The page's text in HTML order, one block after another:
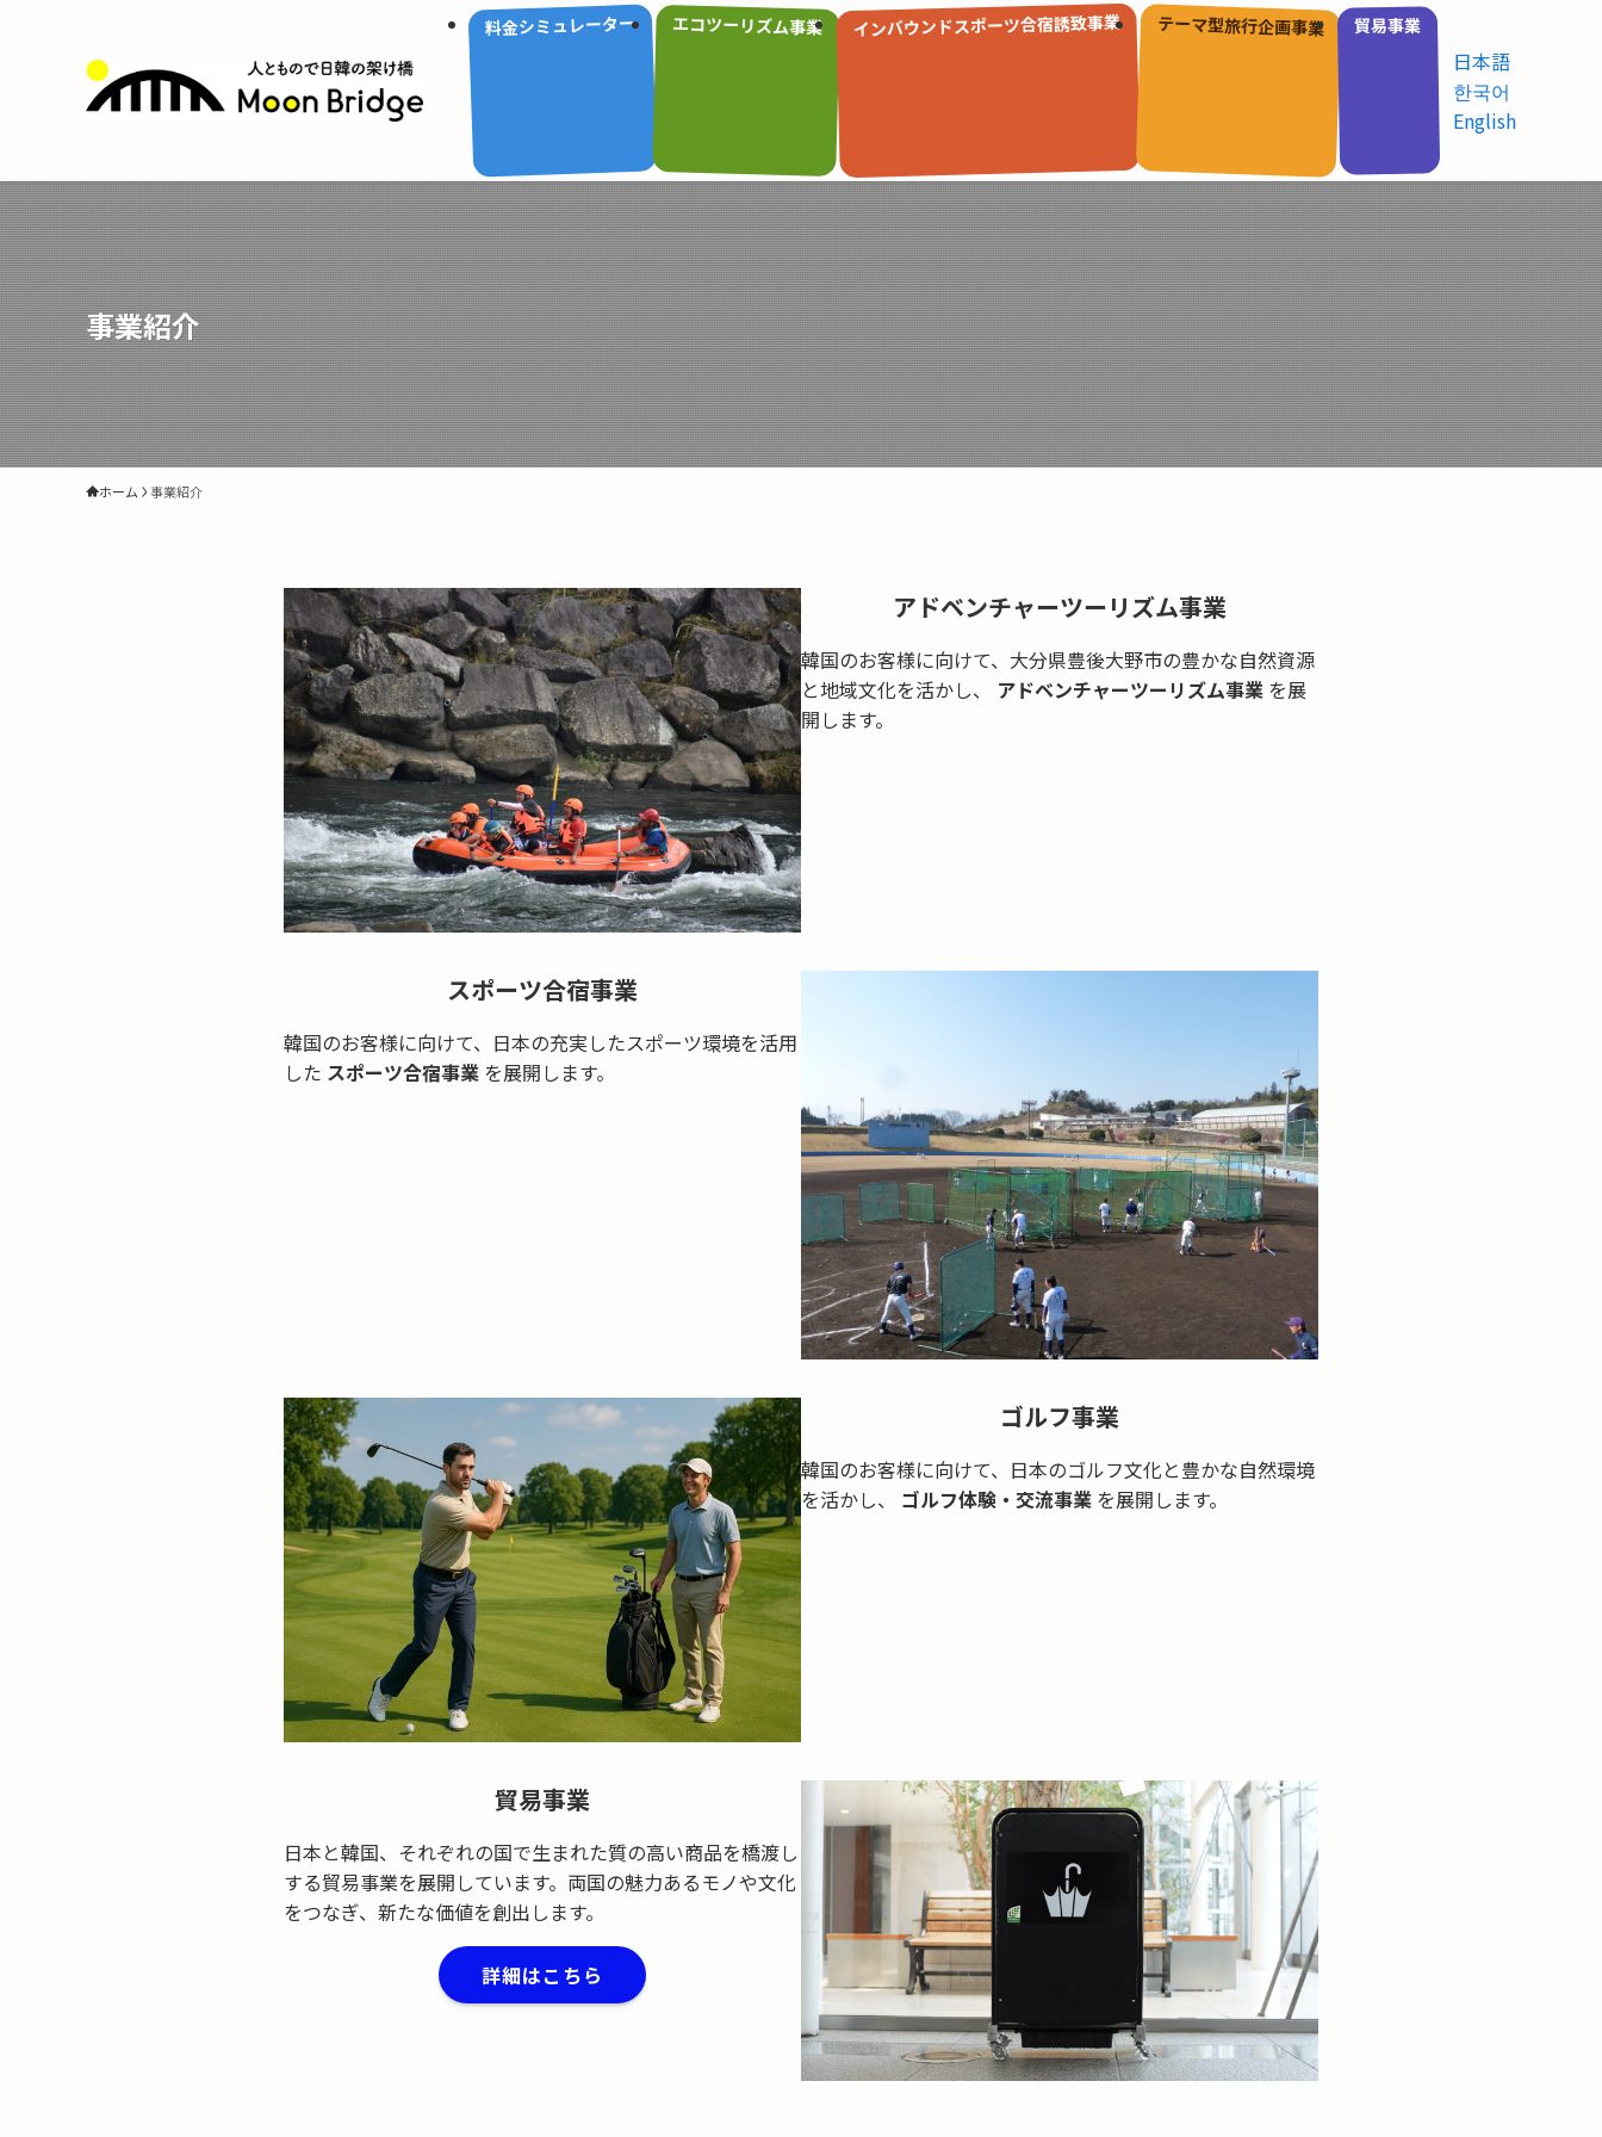
料金シミュレーター エコツーリズム事業 インバウンドスポーツ合宿誘致事業 テーマ型旅行企画事業 貿易事業
日本語
한국어
English
事業紹介
ホーム 事業紹介
アドベンチャーツーリズム事業
韓国のお客様に向けて、大分県豊後大野市の豊かな自然資源
と地域文化を活かし、 アドベンチャーツーリズム事業 を展
開します。
スポーツ合宿事業
韓国のお客様に向けて、日本の充実したスポーツ環境を活用
した スポーツ合宿事業 を展開します。
ゴルフ事業
韓国のお客様に向けて、日本のゴルフ文化と豊かな自然環境
を活かし、 ゴルフ体験・交流事業 を展開します。
貿易事業
日本と韓国、それぞれの国で生まれた質の高い商品を橋渡し
する貿易事業を展開しています。両国の魅力あるモノや文化
をつなぎ、新たな価値を創出します。
詳細はこちら